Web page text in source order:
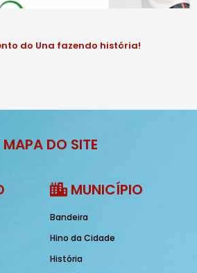
do Una fazendo história!
MAPA DO SITE
MUNICÍPIO
Bandeira
Hino da Cidade
História